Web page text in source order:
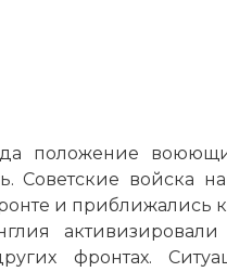
положение
Советские войска
и
фронтах.